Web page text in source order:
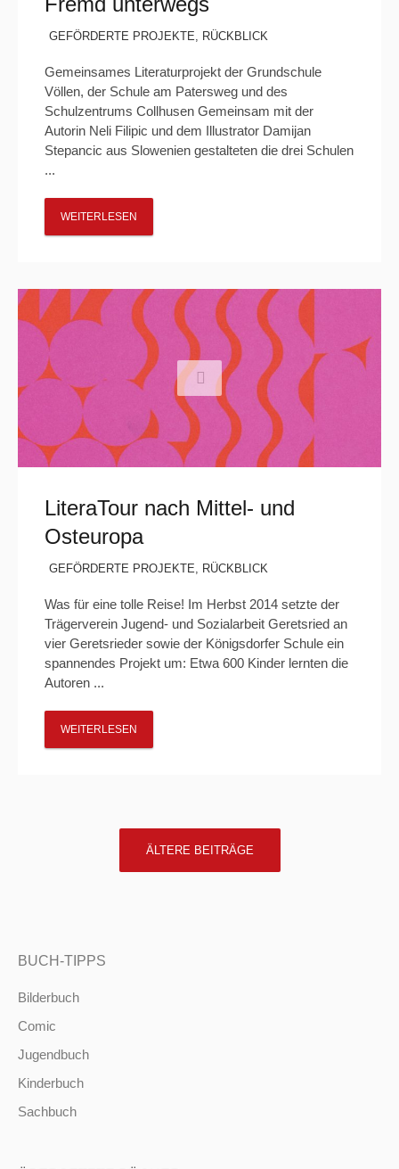
GEFÖRDERTE PROJEKTE, RÜCKBLICK
Gemeinsames Literaturprojekt der Grundschule
Völlen, der Schule am Patersweg und des
Schulzentrums Collhusen Gemeinsam mit der
Autorin Neli Filipic und dem Illustrator Damijan
Stepancic aus Slowenien gestalteten die drei Schulen
...
WEITERLESEN
LiteraTour nach Mittel- und
Osteuropa
GEFÖRDERTE PROJEKTE, RÜCKBLICK
Was für eine tolle Reise! Im Herbst 2014 setzte der
Trägerverein Jugend- und Sozialarbeit Geretsried an
vier Geretsrieder sowie der Königsdorfer Schule ein
spannendes Projekt um: Etwa 600 Kinder lernten die
Autoren ...
WEITERLESEN
ÄLTERE BEITRÄGE
BUCH-TIPPS
Bilderbuch
Comic
Jugendbuch
Kinderbuch
Sachbuch